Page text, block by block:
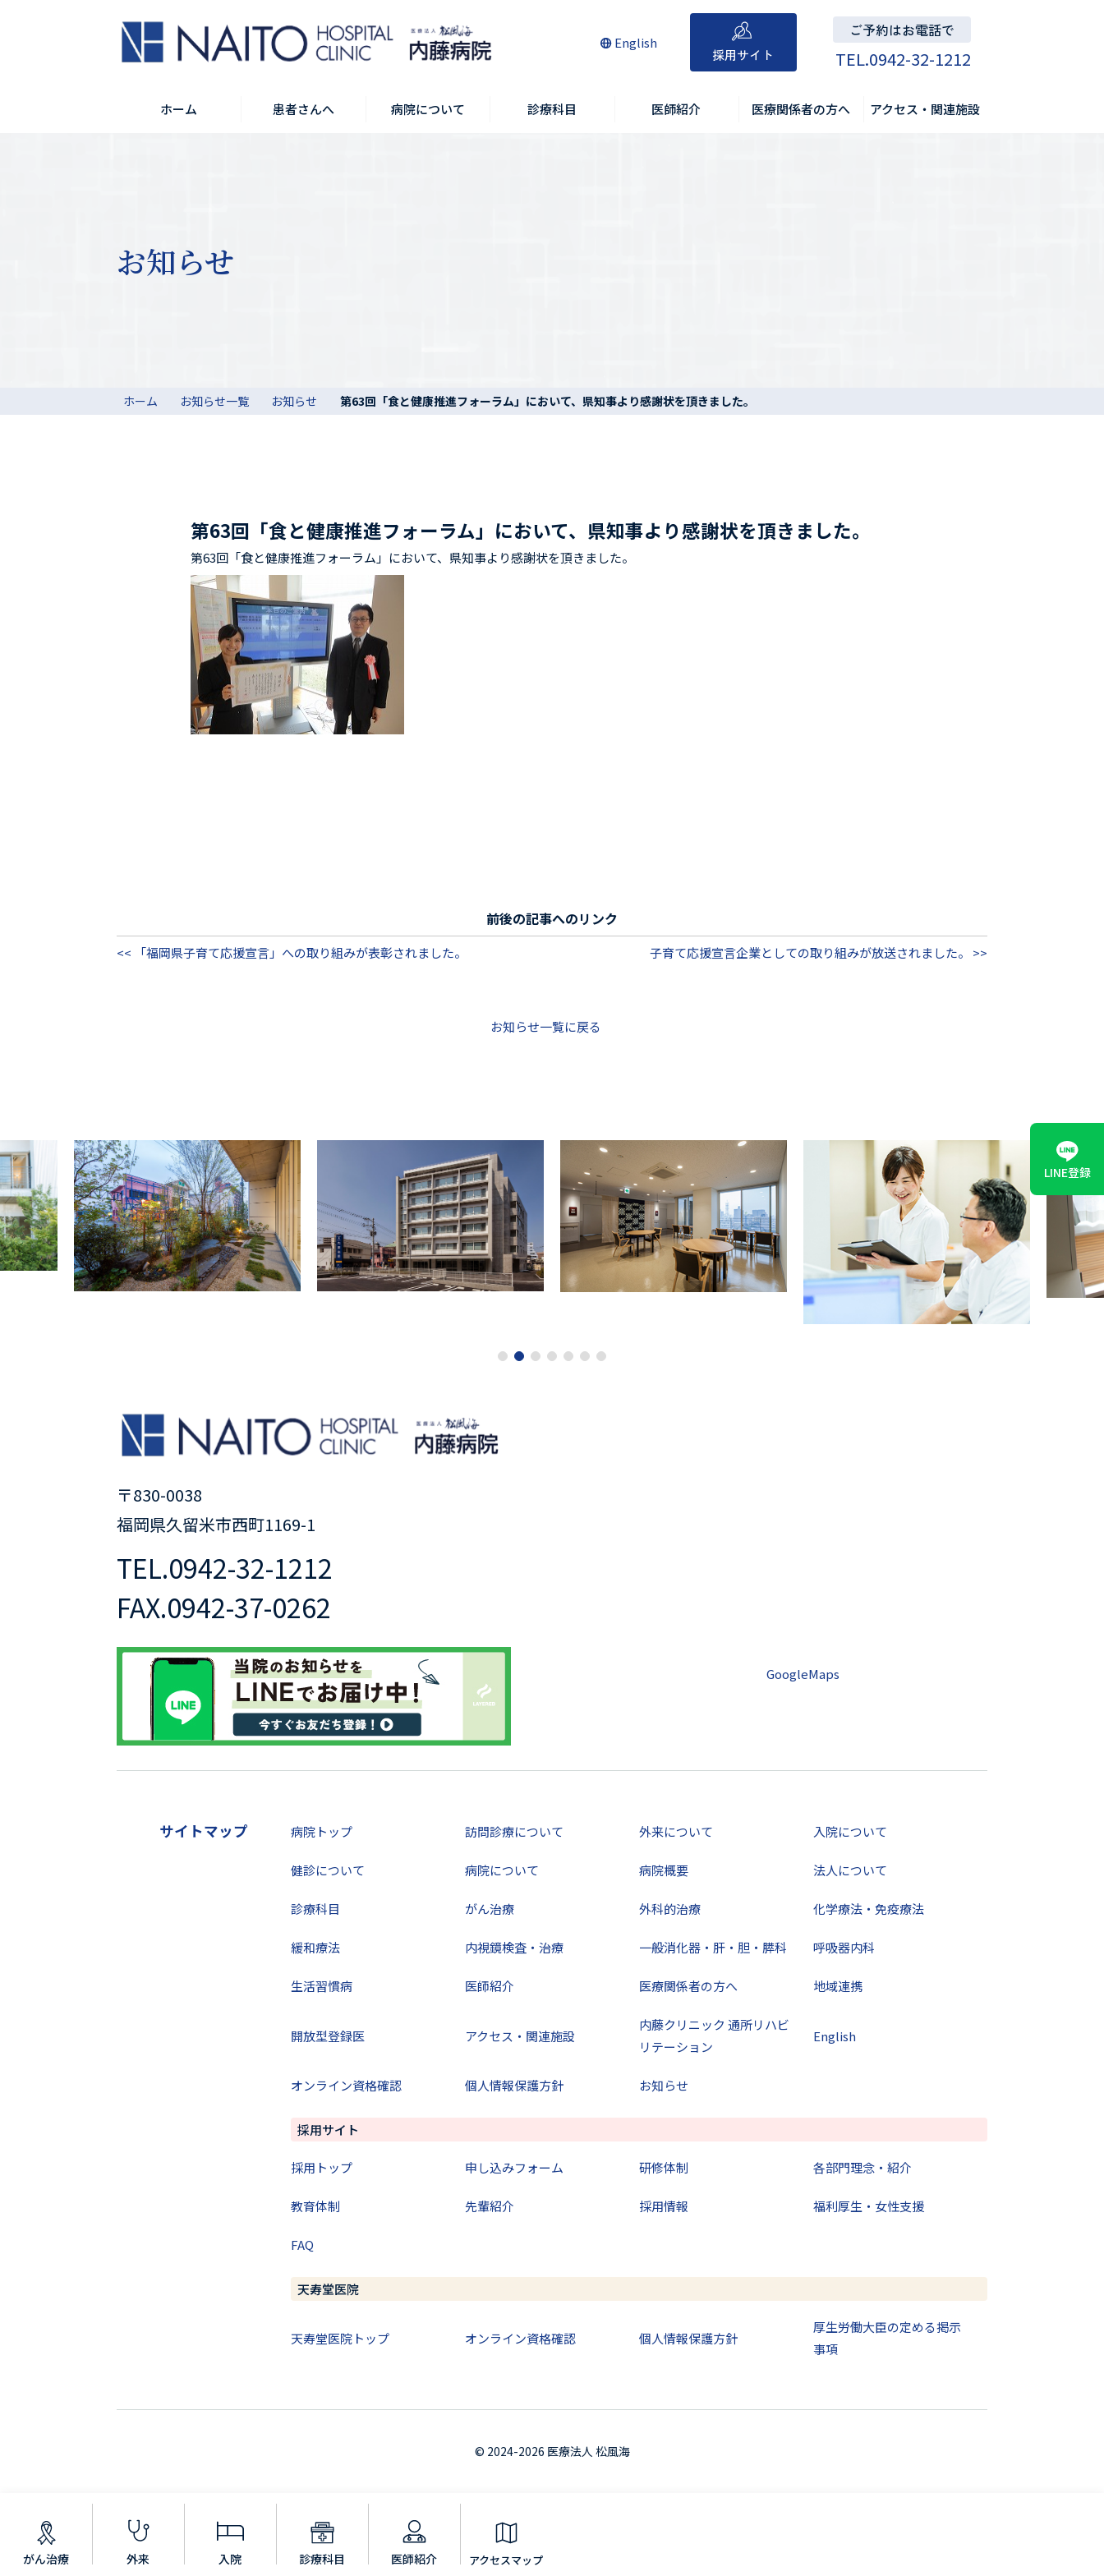
English
採用サイト
ご予約はお電話で
TEL.0942-32-1212
ホーム 患者さんへ 病院について 診療科目 医師紹介 医療関係者の方へ アクセス・関連施設
LINE登録
お知らせ
ホーム お知らせ一覧 お知らせ 第63回「食と健康推進フォーラム」において、県知事より感謝状を頂きました。
第63回「食と健康推進フォーラム」において、県知事より感謝状を頂きました。
第63回「食と健康推進フォーラム」において、県知事より感謝状を頂きました。
前後の記事へのリンク
<< 「福岡県子育て応援宣言」への取り組みが表彰されました。 子育て応援宣言企業としての取り組みが放送されました。 >>
お知らせ一覧に戻る
1 2 3 4 5 6 7
〒830-0038
福岡県久留米市西町1169-1
TEL.0942-32-1212
FAX.0942-37-0262
GoogleMaps
サイトマップ 病院トップ 訪問診療について 外来について 入院について
健診について 病院について 病院概要 法人について
診療科目 がん治療 外科的治療 化学療法・免疫療法
緩和療法 内視鏡検査・治療 一般消化器・肝・胆・膵科 呼吸器内科
生活習慣病 医師紹介 医療関係者の方へ 地域連携
開放型登録医 アクセス・関連施設
内藤クリニック 通所リハビ
リテーション
English
オンライン資格確認 個人情報保護方針 お知らせ
採用サイト
採用トップ 申し込みフォーム 研修体制 各部門理念・紹介
教育体制 先輩紹介 採用情報 福利厚生・女性支援
FAQ
天寿堂医院
天寿堂医院トップ オンライン資格確認 個人情報保護方針
厚生労働大臣の定める掲示
事項
© 2024-2026 医療法人 松風海
がん治療 外来 入院 診療科目 医師紹介 アクセスマップ